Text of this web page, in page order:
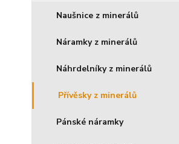
Naušnice z minerálů
Náramky z minerálů
Náhrdelníky z minerálů
Přívěsky z minerálů
Pánské náramky